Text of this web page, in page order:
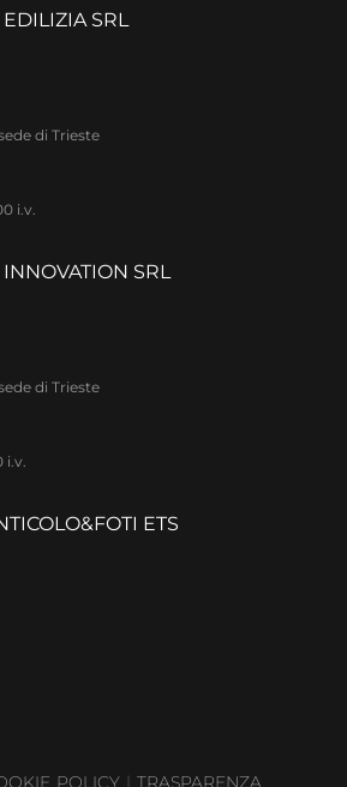
SRL
di Trieste
i.v.
SRL
di Trieste
ETS
POLICY | TRASPARENZA